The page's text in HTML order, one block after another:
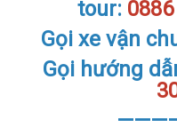
tour:
Gọi xe vận
Gọi hướng